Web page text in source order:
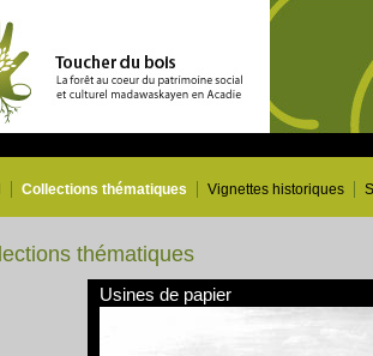
Collections thématiques Vignettes historiques
thématiques
Usines de papier